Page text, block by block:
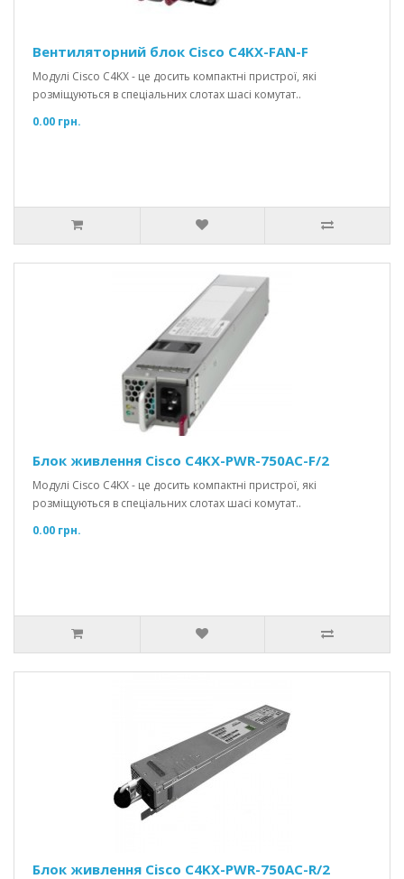
Вентиляторний блок Cisco C4KX-FAN-F
Модулі Cisco C4KX - це досить компактні пристрої, які
розміщуються в спеціальних слотах шасі комутат..
0.00 грн.
Блок живлення Cisco C4KX-PWR-750AC-F/2
Модулі Cisco C4KX - це досить компактні пристрої, які
розміщуються в спеціальних слотах шасі комутат..
0.00 грн.
Блок живлення Cisco C4KX-PWR-750AC-R/2